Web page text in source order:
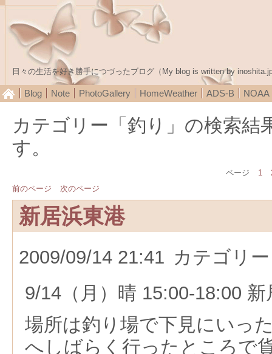
日々の生活を好き勝手につづったブログ（My blog is written by
Blog Note PhotoGallery HomeWeather ADS-B NOAA
カテゴリー「釣り」の検索結
す。
ページ 1
前のページ
次のページ
新居浜東港
2009/09/14 21:41 カテゴリ
9/14（月）晴 15:00-18:00 新
場所は釣り場で下見にいっ
へしばらく行ったところで